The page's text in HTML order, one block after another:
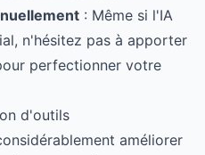
: Même si l'IA
n'hésitez pas à apporter
perfectionner votre
d'outils
améliorer